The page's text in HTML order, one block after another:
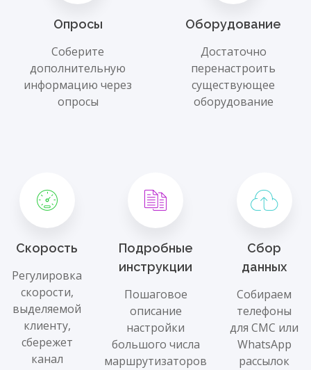
Опросы
Соберите
дополнительную
информацию через
опросы
Оборудование
Достаточно
перенастроить
существующее
оборудование
Скорость
Регулировка
скорости,
выделяемой
клиенту,
сбережет
канал
Подробные
инструкции
Пошаговое
описание
настройки
большого числа
маршрутизаторов
Сбор
данных
Собираем
телефоны
для СМС или
WhatsApp
рассылок